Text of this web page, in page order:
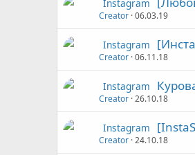
Instagram
Creator 06.03.19
Instagram
Creator 06.11.18
Instagram
Creator 26.10.18
Instagram
Creator 24.10.18